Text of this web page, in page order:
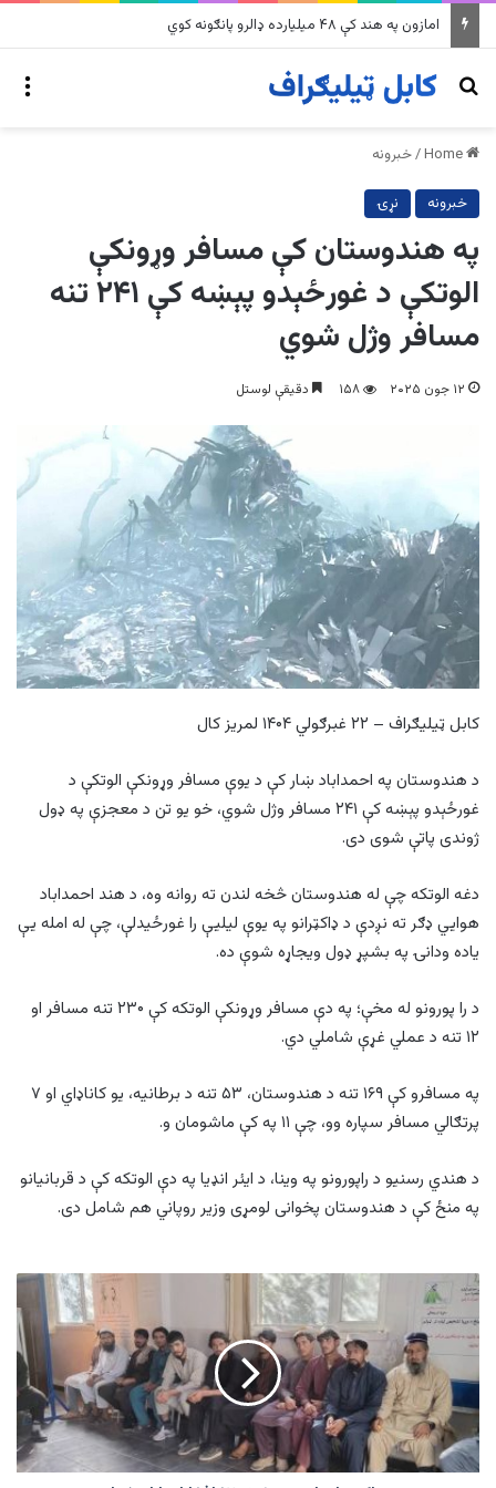
په وینزویلا کې زورورو زلزلو پراخ زیانونه اړولي
Search for
/خبرونه
خبرونه نړۍ
په هندوستان کې مسافر وړونکې
الوتکې د غورځېدو پېښه کې ۲۴۱ تنه
مسافر وژل شوي
۱۲ جون ۲۰۲۵ ۱۵۸ دقیقې لوستل
کابل ټیلیګراف – ۲۲ غبرګولي ۱۴۰۴ لمریز کال
د هندوستان په احمداباد ښار کې د یوې مسافر وړونکې الوتکې د
غورځېدو پېښه کې ۲۴۱ مسافر وژل شوي، خو یو تن د معجزې په ډول
ژوندی پاتې شوی دی.
دغه الوتکه چې له هندوستان څخه لندن ته روانه وه، د هند احمداباد
هوايي ډګر ته نږدې د ډاکټرانو په یوې لیلیې را غورځیدلې، چې له امله یې
یاده ودانۍ په بشپړ ډول ویجاړه شوې ده.
د را پورونو له مخې؛ په دې مسافر وړونکې الوتکه کې ۲۳۰ تنه مسافر او
۱۲ تنه د عملي غړې شاملي دي.
په مسافرو کې ۱۶۹ تنه د هندوستان، ۵۳ تنه د برطانیه، یو کاناډاي او ۷
پرتګالي مسافر سپاره وو، چې ۱۱ په کې ماشومان و.
د هندي رسنیو د راپورونو په وینا، د ایئر انډیا په دې الوتکه کې د قربانیانو
په منځ کې د هندوستان پخوانی لومړی وزیر روپاني هم شامل دی.
د
پاکستان
له
بند
خونو
افغانان
ازاد
شول